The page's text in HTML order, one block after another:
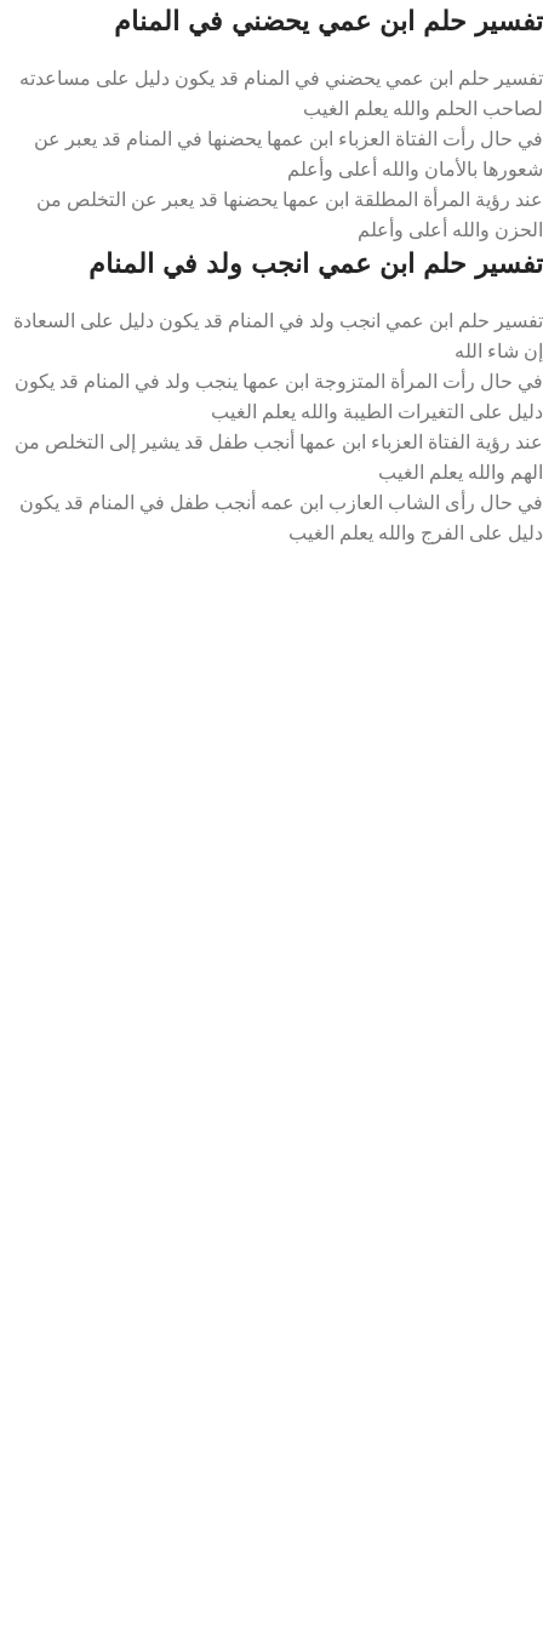
تفسير حلم ابن عمي يحضني في المنام
تفسير حلم ابن عمي يحضني في المنام قد يكون دليل على مساعدته
لصاحب الحلم والله يعلم الغيب
في حال رأت الفتاة العزباء ابن عمها يحضنها في المنام قد يعبر عن
شعورها بالأمان والله أعلى وأعلم
عند رؤية المرأة المطلقة ابن عمها يحضنها قد يعبر عن التخلص من
الحزن والله أعلى وأعلم
تفسير حلم ابن عمي انجب ولد في المنام
تفسير حلم ابن عمي انجب ولد في المنام قد يكون دليل على السعادة
إن شاء الله
في حال رأت المرأة المتزوجة ابن عمها ينجب ولد في المنام قد يكون
دليل على التغيرات الطيبة والله يعلم الغيب
عند رؤية الفتاة العزباء ابن عمها أنجب طفل قد يشير إلى التخلص من
الهم والله يعلم الغيب
في حال رأى الشاب العازب ابن عمه أنجب طفل في المنام قد يكون
دليل على الفرج والله يعلم الغيب